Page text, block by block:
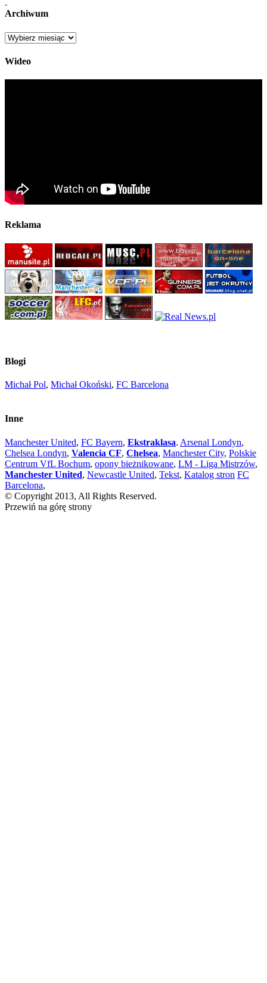
Archiwum
Archiwum
Wideo
Reklama
Blogi
Michał Pol, Michał Okoński, FC Barcelona
Inne
Manchester United, FC Bayern, Ekstraklasa. Arsenal Londyn,
Chelsea Londyn, Valencia CF, Chelsea, Manchester City, Polskie
Centrum VfL Bochum, opony bieżnikowane, LM - Liga Mistrzów,
Manchester United, Newcastle United, Tekst, Katalog stron FC
Barcelona,
© Copyright 2013, All Rights Reserved.
Przewiń na górę strony